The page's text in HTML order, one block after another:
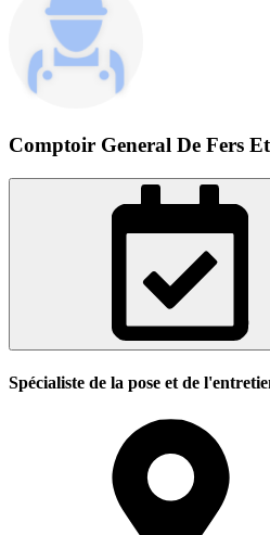
Comptoir General De Fers
Spécialiste de la pose et de